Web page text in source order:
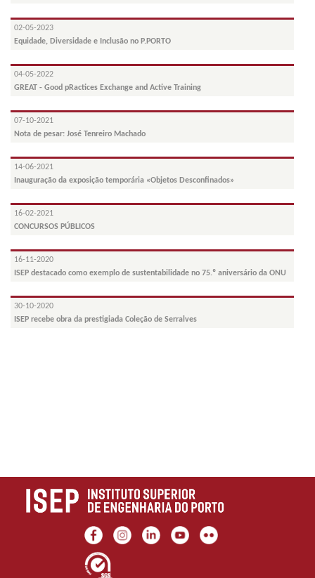
02-05-2023
Equidade, Diversidade e Inclusão no P.PORTO
04-05-2022
GREAT - Good pRactices Exchange and Active Training
07-10-2021
Nota de pesar: José Tenreiro Machado
14-06-2021
Inauguração da exposição temporária «Objetos Desconfinados»
16-02-2021
CONCURSOS PÚBLICOS
16-11-2020
ISEP destacado como exemplo de sustentabilidade no 75.º aniversário da ONU
30-10-2020
ISEP recebe obra da prestigiada Coleção de Serralves